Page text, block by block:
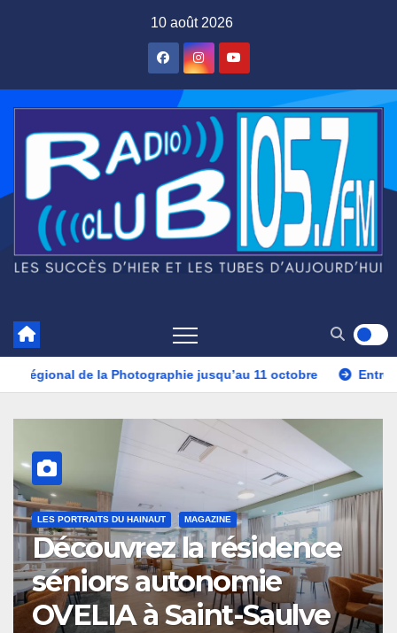
10 août 2026
chose de bleu au Centre Régional de la Photographie
LES PORTRAITS DU HAINAUT MAGAZINE
Découvrez la résidence
séniors autonomie
OVELIA à Saint-Saulve